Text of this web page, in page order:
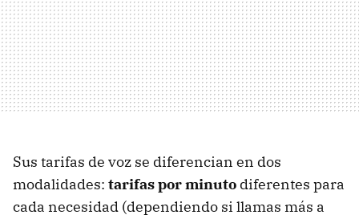
Sus tarifas de voz se diferencian en dos
modalidades: tarifas por minuto diferentes para
cada necesidad (dependiendo si llamas más a